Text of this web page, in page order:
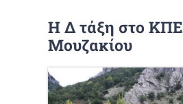
Η Δ τάξη στο ΚΠΕ
Μουζακίου